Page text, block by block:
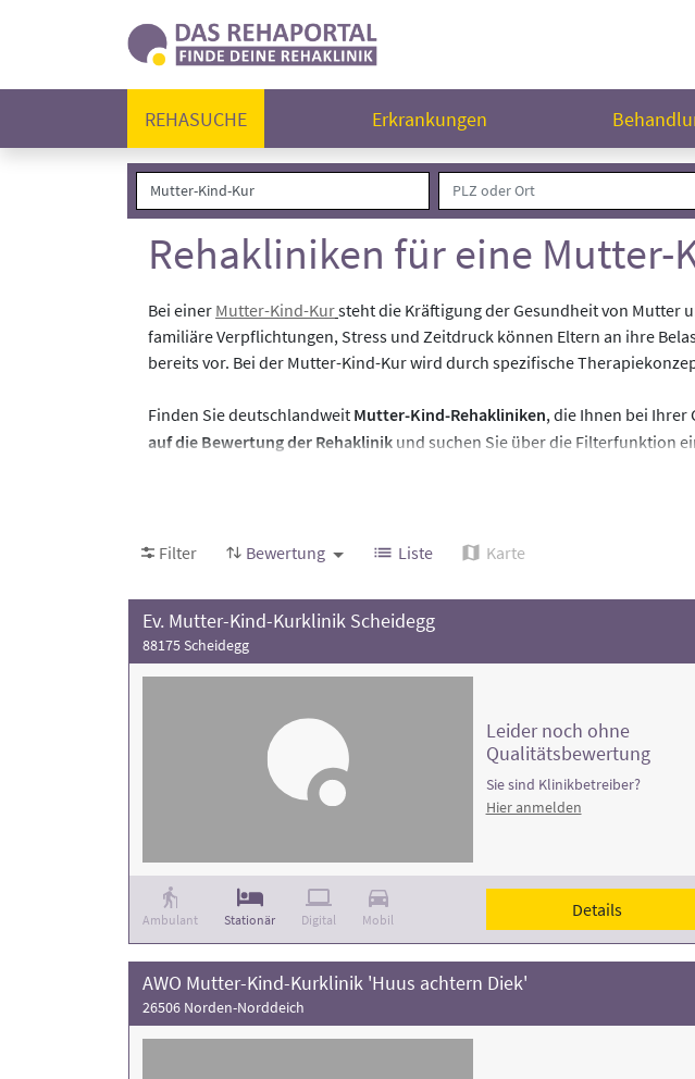
REHASUCHE Erkrankungen
Rehakliniken für eine Mutter-
Bei einer Mutter-Kind-Kursteht die Kräftigung der Gesundheit von Mutter
familiäre Verpflichtungen, Stress und Zeitdruck können Eltern an ihre
bereits vor. Bei der Mutter-Kind-Kur wird durch spezifische
Finden Sie deutschlandweit Mutter-Kind-Rehakliniken, die Ihnen bei Ihrer
auf die Bewertung der Rehaklinik und suchen Sie über die Filterfunktion
Filter Bewertung Liste Karte
Ev. Mutter-Kind-Kurklinik Scheidegg
88175 Scheidegg
Ambulant Stationär Digital Mobil
Leider noch ohne
Qualitätsbewertung
Sie sind Klinikbetreiber?
Hier anmelden
Details
AWO Mutter-Kind-Kurklinik 'Huus achtern Diek'
26506 Norden-Norddeich